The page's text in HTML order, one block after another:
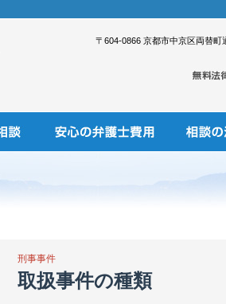
〒604-0866 京都市中京区両替町
刑事事件
取扱事件の種類